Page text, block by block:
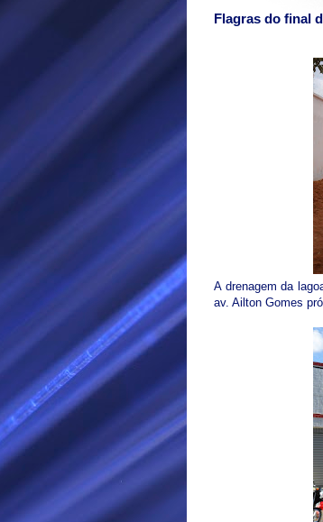
Flagras do final
A drenagem da
av. Ailton Gomes